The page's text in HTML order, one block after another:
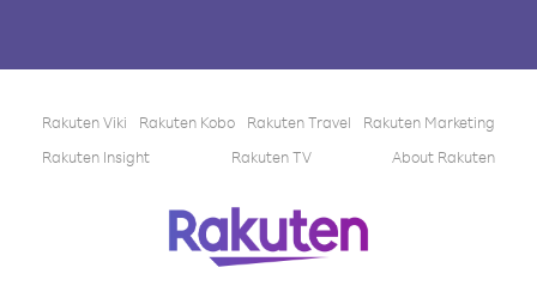
Rakuten Viki Rakuten Kobo Rakuten Travel
Rakuten Marketing
Rakuten Insight
Rakuten TV About Rakuten